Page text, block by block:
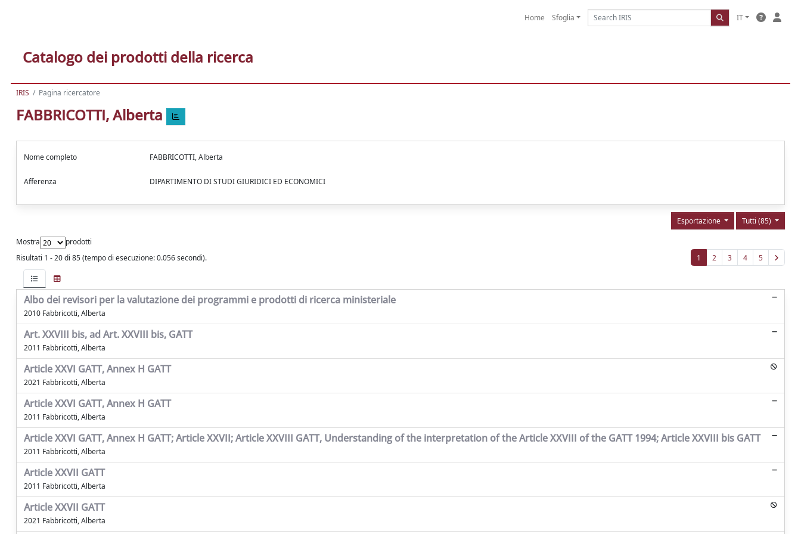
Home Sfoglia IT
Catalogo dei prodotti della ricerca
IRIS Pagina ricercatore
FABBRICOTTI, Alberta
Nome completo FABBRICOTTI, Alberta
Afferenza DIPARTIMENTO DI STUDI GIURIDICI ED ECONOMICI
Tutti (85)
Esportazione
Mostra
prodotti
Risultati 1 - 20 di 85 (tempo di esecuzione: 0.056 secondi).
1 2 3 4 5
Albo dei revisori per la valutazione dei programmi e prodotti di ricerca ministeriale
2010 Fabbricotti, Alberta
Art. XXVIII bis, ad Art. XXVIII bis, GATT
2011 Fabbricotti, Alberta
Article XXVI GATT, Annex H GATT
2021 Fabbricotti, Alberta
Article XXVI GATT, Annex H GATT
2011 Fabbricotti, Alberta
Article XXVI GATT, Annex H GATT; Article XXVII; Article XXVIII GATT, Understanding of the interpretation of the Article XXVIII of the GATT 1994; Article XXVIII bis GATT
2011 Fabbricotti, Alberta
Article XXVII GATT
2011 Fabbricotti, Alberta
Article XXVII GATT
2021 Fabbricotti, Alberta